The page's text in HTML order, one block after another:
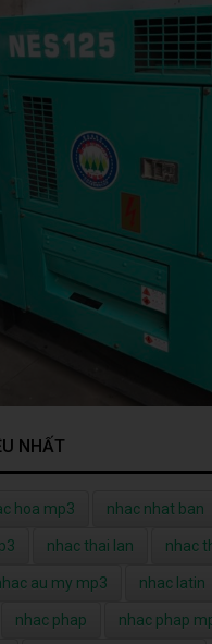
NHẤT
hoa mp3 nhac nhat ban
nhac thai lan nhac
au my mp3 nhac latin
nhac phap nhac phap